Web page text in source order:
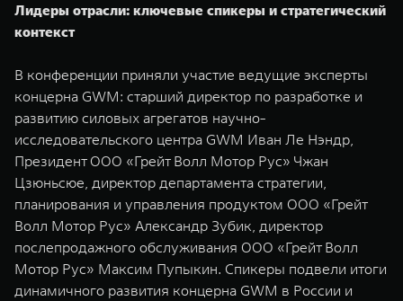
Масштаб возможностей
от 6 449 000 ₽
Масштаб
от 8 099
Лидеры отрасли: ключевые спикеры и стратегический
контекст
В конференции приняли участие ведущие эксперты
концерна GWM: старший директор по разработке и
развитию силовых агрегатов научно-
исследовательского центра GWM Иван Ле Нэндр,
Президент ООО «Грейт Волл Мотор Рус» Чжан
Цзюньсюе, директор департамента стратегии,
планирования и управления продуктом ООО «Грейт
Волл Мотор Рус» Александр Зубик, директор
послепродажного обслуживания ООО «Грейт Волл
Мотор Рус» Максим Пупыкин. Спикеры подвели итоги
динамичного развития концерна GWM в России и